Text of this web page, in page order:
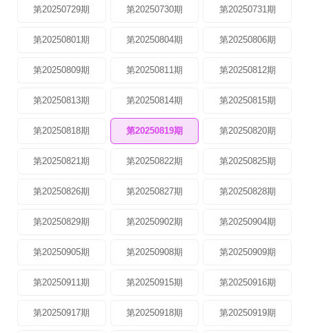
第20250729期 第20250730期 第20250731期
第20250801期 第20250804期 第20250806期
第20250809期 第20250811期 第20250812期
第20250813期 第20250814期 第20250815期
第20250818期 第20250819期 第20250820期
第20250821期 第20250822期 第20250825期
第20250826期 第20250827期 第20250828期
第20250829期 第20250902期 第20250904期
第20250905期 第20250908期 第20250909期
第20250911期 第20250915期 第20250916期
第20250917期 第20250918期 第20250919期